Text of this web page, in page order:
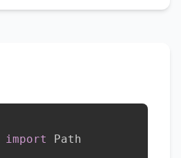
import Path